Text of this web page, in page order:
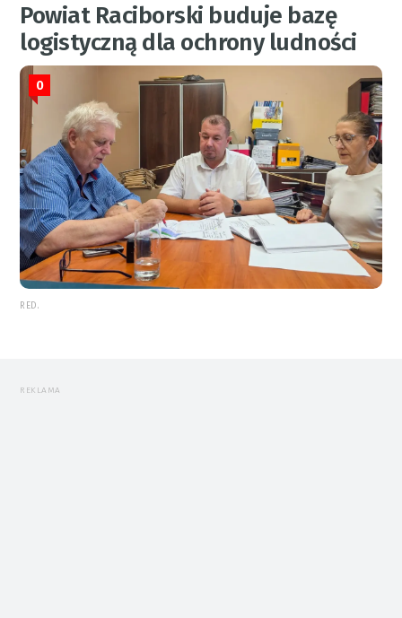
Powiat Raciborski buduje bazę
logistyczną dla ochrony ludności
0
RED.
REKLAMA